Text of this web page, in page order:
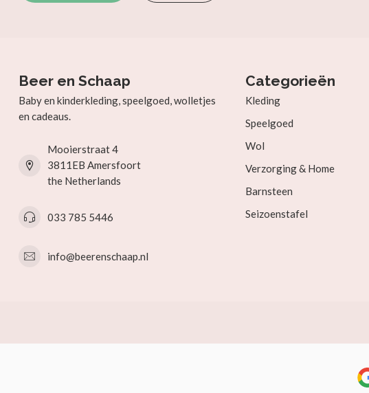
Beer en Schaap
Baby en kinderkleding, speelgoed, wolletjes
en cadeaus.
Mooierstraat 4
3811EB Amersfoort
the Netherlands
033 785 5446
info@beerenschaap.nl
Categorieën
Kleding
Speelgoed
Wol
Verzorging & Home
Barnsteen
Seizoenstafel